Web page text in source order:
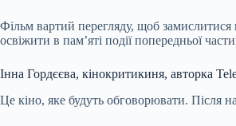
Фільм вартий перегляду, щоб замислитися
освіжити в пам’яті події попередньої
Інна Гордєєва, кінокритикиня, авторка
Це кіно, яке будуть обговорювати. Після